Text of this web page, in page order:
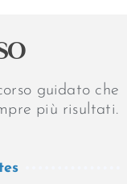
guidato che
più risultati.